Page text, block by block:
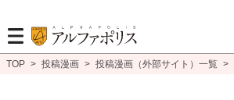
TOP > 投稿漫画 > 投稿漫画（外部サイト）一覧 >